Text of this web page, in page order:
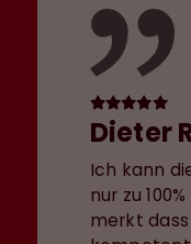
Dieter
Ich kann
nur zu
merkt dass